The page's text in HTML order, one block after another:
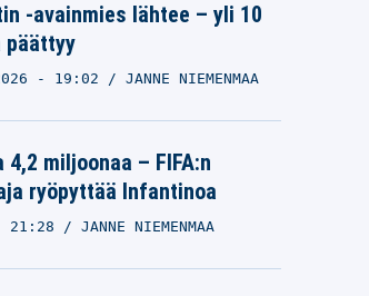
-avainmies lähtee – yli 10
päättyy
- 19:02 JANNE NIEMENMAA
miljoonaa – FIFA:n
ryöpyttää Infantinoa
21:28 JANNE NIEMENMAA